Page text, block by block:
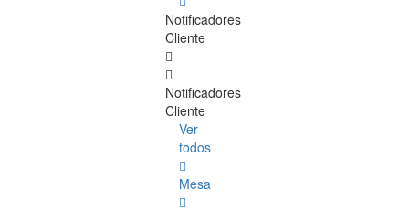
Notificadores
Cliente
Notificadores
Cliente
Ver
todos
Mesa